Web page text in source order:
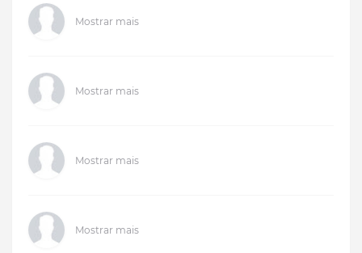
Mostrar mais
Mostrar mais
Mostrar mais
Mostrar mais